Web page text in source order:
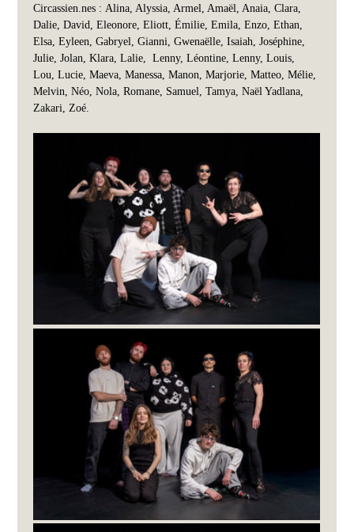
Circassien.nes : Alina, Alyssia, Armel, Amaël, Anaia, Clara,
Dalie, David, Eleonore, Eliott, Émilie, Emila, Enzo, Ethan,
Elsa, Eyleen, Gabryel, Gianni, Gwenaëlle, Isaiah, Joséphine,
Julie, Jolan, Klara, Lalie,  Lenny, Léontine, Lenny, Louis,
Lou, Lucie, Maeva, Manessa, Manon, Marjorie, Matteo, Mélie,
Melvin, Néo, Nola, Romane, Samuel, Tamya, Naël Yadlana,
Zakari, Zoé.